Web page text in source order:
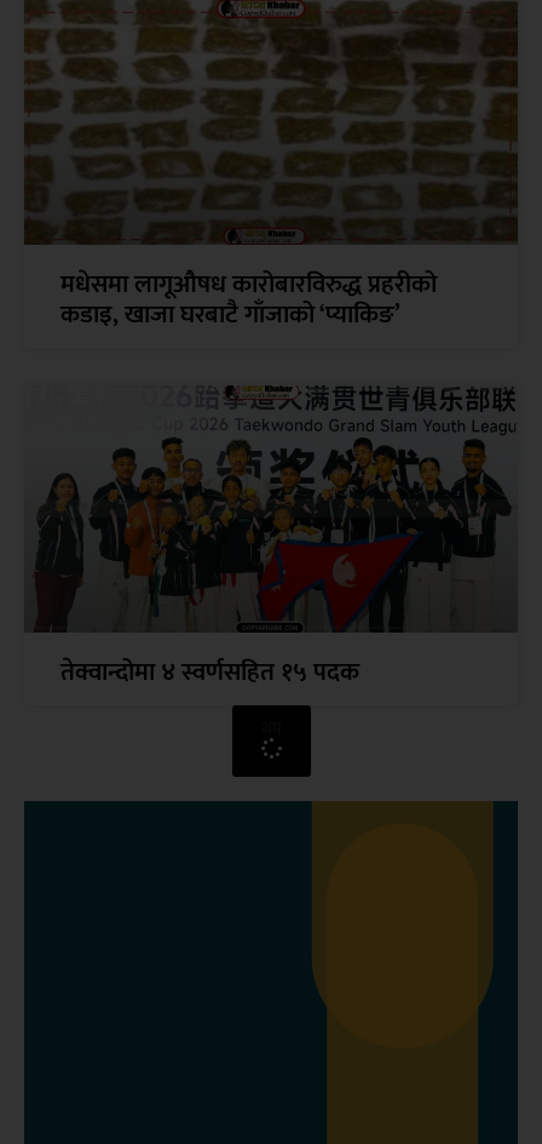
मधेसमा लागूऔषध कारोबारविरुद्ध प्रहरीको
कडाइ, खाजा घरबाटै गाँजाको ‘प्याकिङ’
तेक्वान्दोमा ४ स्वर्णसहित १५ पदक